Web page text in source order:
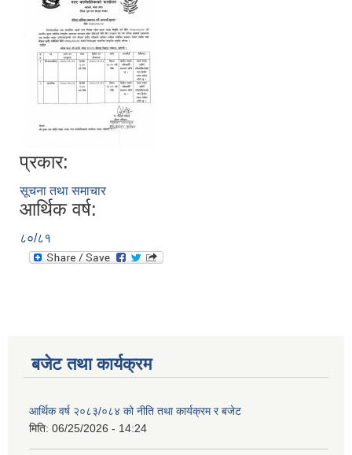
प्रकार:
सूचना तथा समाचार
आर्थिक वर्ष:
८०/८१
बजेट तथा कार्यक्रम
आर्थिक वर्ष २०८३/०८४ को नीति तथा कार्यक्रम र बजेट
मिति: 06/25/2026 - 14:24